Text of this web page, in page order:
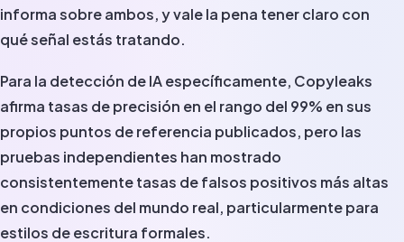
informa sobre ambos, y vale la pena tener claro con
qué señal estás tratando.
Para la detección de IA específicamente, Copyleaks
afirma tasas de precisión en el rango del 99% en sus
propios puntos de referencia publicados, pero las
pruebas independientes han mostrado
consistentemente tasas de falsos positivos más altas
en condiciones del mundo real, particularmente para
estilos de escritura formales.